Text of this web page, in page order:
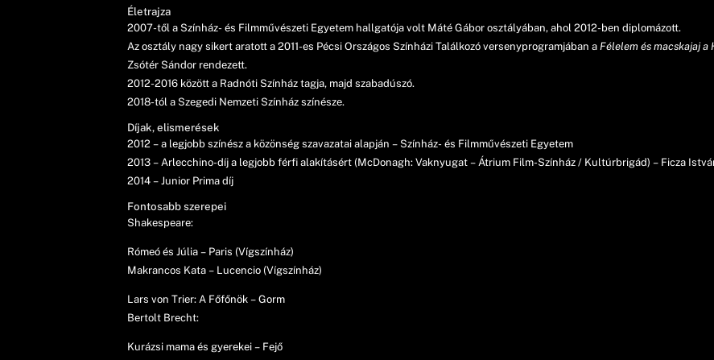
Életrajza
2007-től a Színház- és Filmművészeti Egyetem hallgatója volt Máté Gábor osztályában, ahol 2012-ben diplomázott.
Az osztály nagy sikert aratott a 2011-es Pécsi Országos Színházi Találkozó versenyprogramjában a Félelem és macskajaj a
Zsótér Sándor rendezett.
2012-2016 között a Radnóti Színház tagja, majd szabadúszó.
2018-tól a Szegedi Nemzeti Színház színésze.
Díjak, elismerések
2012 – a legjobb színész a közönség szavazatai alapján – Színház- és Filmművészeti Egyetem
2013 – Arlecchino-díj a legjobb férfi alakításért (McDonagh: Vaknyugat – Átrium Film-Színház / Kultúrbrigád) – Ficza
2014 – Junior Prima díj
Fontosabb szerepei
Shakespeare:
Rómeó és Júlia – Paris (Vígszínház)
Makrancos Kata – Lucencio (Vígszínház)
Lars von Trier: A Főfőnök – Gorm
Bertolt Brecht:
Kurázsi mama és gyerekei – Fejő